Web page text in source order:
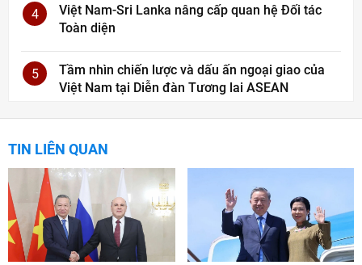
4
Việt Nam-Sri Lanka nâng cấp quan hệ Đối tác
Toàn diện
5
Tầm nhìn chiến lược và dấu ấn ngoại giao của
Việt Nam tại Diễn đàn Tương lai ASEAN
TIN LIÊN QUAN